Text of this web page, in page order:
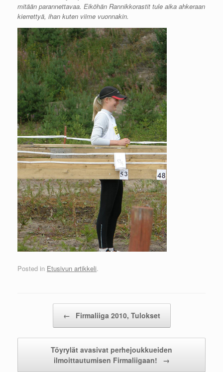
mitään parannettavaa. Eiköhän Rannikkorastit tule aika ahkeraan
kierrettyä, ihan kuten viime vuonnakin.
Posted in Etusivun artikkeli.
← Firmaliiga 2010, Tulokset
Töyrylät avasivat perhejoukkueiden
ilmoittautumisen Firmaliigaan!
→